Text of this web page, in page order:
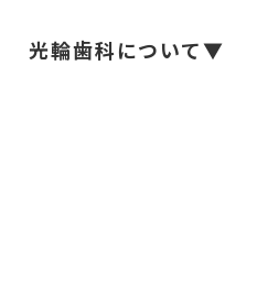
光輪歯科について▼